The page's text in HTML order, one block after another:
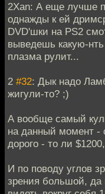
2Xan: А еще лучше
однажды к ей
DVD'шки на PS2
выведешь какую-
плазма рулит...
2 #32: Дык надо
жигули-то? ;)
А вообще самый
на данный момент -
дорого - то ли
И по поводу углов
зрения большой, да